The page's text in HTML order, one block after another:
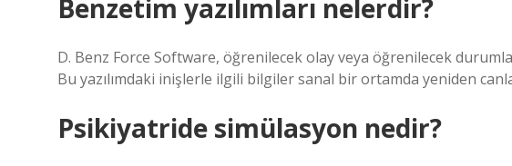
Benzetim yazılımları nelerdir?
D. Benz Force Software, öğrenilecek olay veya öğrenilecek
Bu yazılımdaki inişlerle ilgili bilgiler sanal bir ortamda yeniden
Psikiyatride simülasyon nedir?